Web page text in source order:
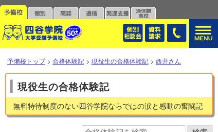
予備校トップ > 合格体験記 > 現役生の合格体験記 > 西井さん
現役生の合格体験記
無料特待制度のない四谷学院ならではの涙と感動の奮闘記